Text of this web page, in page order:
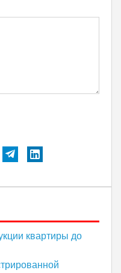
квартиры до